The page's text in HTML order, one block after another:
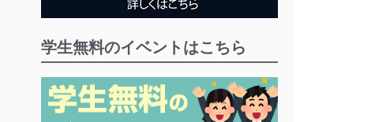
学生無料のイベントはこちら